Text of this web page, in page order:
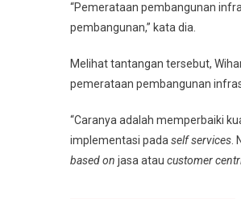
“Pemerataan pembangunan
pembangunan,” kata dia.
Melihat tantangan tersebut,
pemerataan pembangunan
“Caranya adalah memperbaiki
implementasi padaself services.
based on jasa atau customer